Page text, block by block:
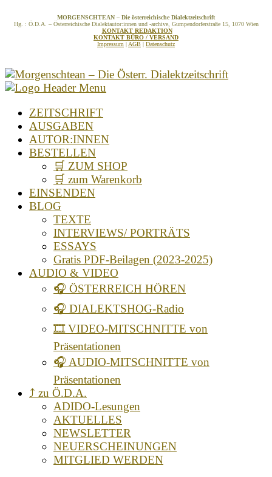
MORGENSCHTEAN – Die österreichische Dialektzeitschrift
Hg. : Ö.D.A. – Österreichische Dialektautor:innen und -archive, Gumpendorferstraße 15, 1070 Wien
KONTAKT REDAKTION
KONTAKT BÜRO / VERSAND
Impressum | AGB | Datenschutz
ZEITSCHRIFT
AUSGABEN
AUTOR:INNEN
BESTELLEN
🛒 ZUM SHOP
🛒 zum Warenkorb
EINSENDEN
BLOG
TEXTE
INTERVIEWS/ PORTRÄTS
ESSAYS
Gratis PDF-Beilagen (2023-2025)
AUDIO & VIDEO
🎧 ÖSTERREICH HÖREN
🎧 DIALEKTSHOG-Radio
🎞️ VIDEO-MITSCHNITTE von
Präsentationen
🎧 AUDIO-MITSCHNITTE von
Präsentationen
⤴️ zu Ö.D.A.
ADIDO-Lesungen
AKTUELLES
NEWSLETTER
NEUERSCHEINUNGEN
MITGLIED WERDEN